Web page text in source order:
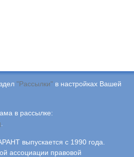
"Рассылки" в настройках Вашей
в рассылке:
выпускается с 1990 года.
ассоциации правовой